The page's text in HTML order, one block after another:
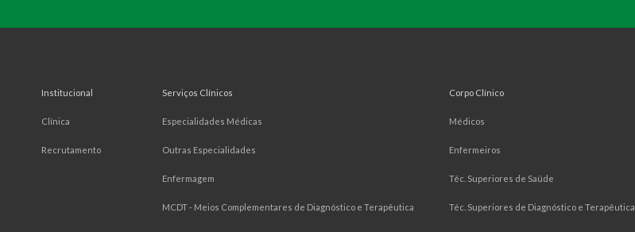
Institucional
Clínica
Recrutamento
Serviços Clínicos
Especialidades Médicas
Outras Especialidades
Enfermagem
MCDT - Meios Complementares de Diagnóstico e Terapêutica
Corpo Clínico
Médicos
Enfermeiros
Téc. Superiores de Saúde
Téc. Superiores de Diagnóstico e Terapêutica